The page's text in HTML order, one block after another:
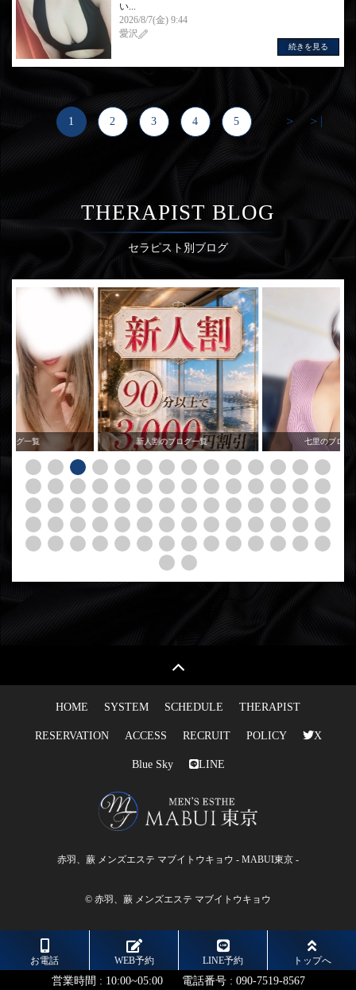
い...
2026/8/7(金) 9:44
愛沢
続きを見る
1 2 3 4 5 ＞ ＞|
THERAPIST BLOG
セラピスト別ブログ
ログ一覧 新人割のブログ一覧 七里のブログ
HOME SYSTEM SCHEDULE THERAPIST
RESERVATION ACCESS RECRUIT POLICY X
Blue Sky LINE
赤羽、蕨 メンズエステ マブイトウキョウ - MABUI東京 -
© 赤羽、蕨 メンズエステ マブイトウキョウ
お電話 WEB予約 LINE予約 トップへ
営業時間 : 10:00~05:00 電話番号 : 090-7519-8567